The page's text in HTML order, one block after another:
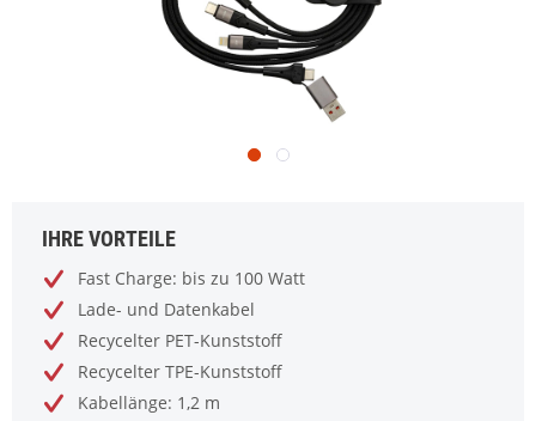
IHRE VORTEILE
Fast Charge: bis zu 100 Watt
Lade- und Datenkabel
Recycelter PET-Kunststoff
Recycelter TPE-Kunststoff
Kabellänge: 1,2 m